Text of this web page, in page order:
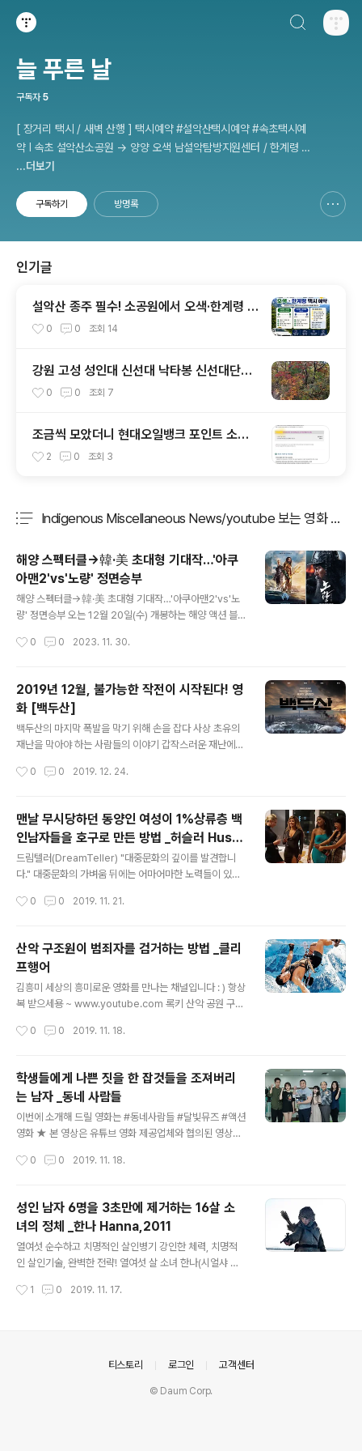
늘 푸른 날
구독자 5
[ 장거리 택시 / 새벽 산행 ] 택시예약 #설악산택시예약 #속초택시예
약 I 속초 설악산소공원 → 양양 오색 남설악탐방지원센터 / 한계령 휴
게소 - 인제 용대 남교리탐방지원센터 etc 사전 예약 운행 I 산행후기
...더보기
구독하기 방명록
인기글
설악산 종주 필수! 소공원에서 오색·한계령 택
시 예약 완벽한 이용 방법
0 0 조회 14
강원 고성 성인대 신선대 낙타봉 신선대단풍
등산코스
0 0 조회 7
조금씩 모았더니 현대오일뱅크 포인트 소멸
한다고 보너스카드에서 안내 메일 도착
2 0 조회 3
Indigenous Miscellaneous News/youtube 보는 영화 이야
해양 스펙터클→韓·美 초대형 기대작…'아쿠
아맨2'vs'노량' 정면승부
해양 스펙터클→韓·美 초대형 기대작…'아쿠아맨2'vs'노
량' 정면승부 오는 12월 20일(수) 개봉하는 해양 액션 블
죽음의 바다’가 압도적인 볼거리로 올 연말 극장가를 살릴
‘노량: 죽음의 바다’는 임진왜란 발발 후 7년, 조선에서 퇴
각하려는 왜군을 완벽하게 섬멸하기 위한 이순신 장군의
최후의 전투를 그린 전쟁 액션 대작 으로, ‘명량’, ‘한산: 용
의 출현’을 연출한 김한민 감독의 신작이다. ‘명량’, ‘한산:
용의 출현’으로 지난 10년간 이순신 3부작 프로젝트에 헌
불허전 최고의 배우 김윤석이 성웅 ‘이순신’으로 변신, 탁월
0 0 2023. 11. 30.
2019년 12월, 불가능한 작전이 시작된다! 영
화 [백두산]
백두산의 마지막 폭발을 막기 위해 손을 잡다 사상 초유의
재난을 막아야 하는 사람들의 이야기 갑작스러운 재난에
그린 기존의 재난 영화와 달리, 재난을 막기 위해 힘을 합쳐
를 집어삼킬 사상 초유의 재난 앞에서 각자의 방식으로 고
군분투하며 성장해나가는 인물의 이야기는 예기치 못한 재
미와 눈 뗄 수 없는 높은 몰입도를 선사한다. 북한 무력부
소속 일급 자원 ‘리준평’은 수용소에 수감되어 있던 중 백두
산 화산 폭발을 막기 위한 남측의 비밀 작전에 참여하게 된
전에 협조하는 듯하면서도 속내를 드러내지 않고 자신만의
0 0 2019. 12. 24.
맨날 무시당하던 동양인 여성이 1%상류층 백
인남자들을 호구로 만든 방법 _허슬러 Hustl
ers,2019
드림텔러(DreamTeller) "대중문화의 깊이를 발견합니
다." 대중문화의 가벼움 뒤에는 어마어마한 노력들이 있습
비지니스 문의 : rjh1439@naver.com www.youtube.
을 불리며 판을 치는 세상, 권력과 돈이면 모든 것을 살 수
있다는 그들에게 필요한 건 화끈한 한.방! 외모, 두뇌플레이
모두 갖춘 그녀들이 은밀히 움직이기 시작하는데... 세상을
향한 그녀들의 통쾌한 한방! 지금부터가 진짜 시작이다! 네
이버 영화 정보 허슬러 가진 자들만이 돈을 불리며 판을 치
요한 건 ... movie.naver.com
0 0 2019. 11. 21.
산악 구조원이 범죄자를 검거하는 방법 _클리
프행어
김흥미 세상의 흥미로운 영화를 만나는 채널입니다 : ) 항상
복 받으세용 ~ www.youtube.com 록키 산악 공원 구조
를 구조하다가, 죽인데 가책을 느끼고 사랑하는 동료 구조
졔스를 데릴러 산으로 돌아온다. 아직도 친구 연인을 죽게
했다고 괴로워 하지만, 산을 보는 순간, 뜨거운 정을 느끼지
않을 수 없었다. 그러나 졔스는 게이브를 따라 산을 떠나지
않겠다고 거절한다. 하는 수 없이, 게이브는 혼자 덴버로 돌
아간다. 그러나 게이브가 떠나기 직전, 폭풍우가 몰아치는
이었다. 게이브가 떠난 후 유일하게 산을 지키던 핼 혼자 보
0 0 2019. 11. 18.
학생들에게 나쁜 짓을 한 잡것들을 조져버리
는 남자 _동네 사람들
이번에 소개해 드릴 영화는 #동네사람들 #달빛뮤즈 #액션
영화 ★ 본 영상은 유튜브 영화 제공업체와 협의된 영상입
즈 채널입니다. 유명하지만 아직 못봤거나 알려지지않아서
화... 모든 영화들을 장르별로 소개하고 추천해드리는 달빛
뮤즈 채널입니다. '삶의 축소판'같은 깊이있는 영화의 매력!
그렇지만 보다 더 재미있게 보실수있는... www.youtube.
com 여고생이 사라졌지만 너무나 평온한 시골의 한적한
마을, 기간제 교사로 새로 부임 온 외지 출신 체육교사 ‘기
종된 여고생의 유일한 친구 '유진(김새론)'만이 친구가 납
0 0 2019. 11. 18.
성인 남자 6명을 3초만에 제거하는 16살 소
녀의 정체 _한나 Hanna,2011
열여섯 순수하고 치명적인 살인병기 강인한 체력, 치명적
인 살인기술, 완벽한 전략! 열여섯 살 소녀 한나(시얼샤 로
한 살인 병기로 키워진다. 극비리에 진행시킨 위험한 임무
조직의 음모와 직면하게 되는데.. 지금 그녀의 복수가 시작
실 수 있습니다. https://movie.naver.com/movie/bi/
1 0 2019. 11. 17.
티스토리 로그인 고객센터
© Daum Corp.